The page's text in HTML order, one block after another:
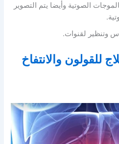
الصوتية وأيضا يتم التصوير
وتنظير لقنوات.
للقولون والانتفاخ